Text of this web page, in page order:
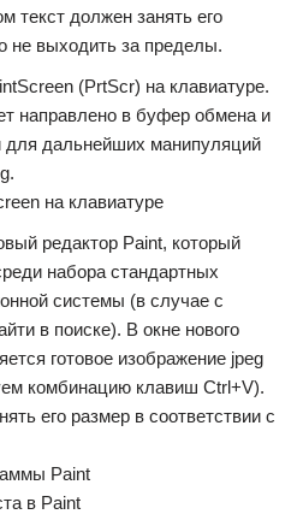
текст должен занять его
не выходить за пределы.
(PrtScr) на клавиатуре.
направлено в буфер обмена и
для дальнейших манипуляций
редактор Paint, который
набора стандартных
системы (в случае с
в поиске). В окне нового
готовое изображение jpeg
комбинацию клавиш Ctrl+V).
его размер в соответствии с